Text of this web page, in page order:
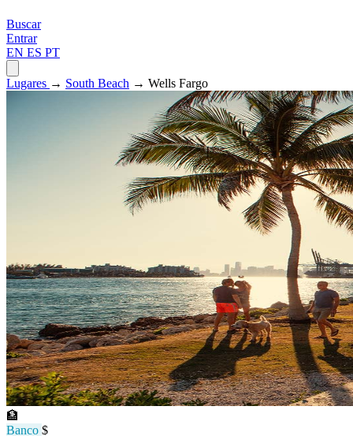
Buscar
Entrar
EN ES PT
Lugares → South Beach → Wells Fargo
🏦
Banco $